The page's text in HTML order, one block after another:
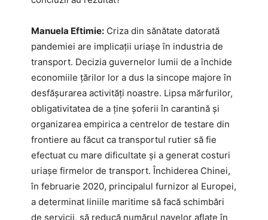
Manuela Eftimie: Criza din sănătate datorată
pandemiei are implicații uriașe în industria de
transport. Decizia guvernelor lumii de a închide
economiile țărilor lor a dus la sincope majore în
desfășurarea activități noastre. Lipsa mărfurilor,
obligativitatea de a ține șoferii în carantină și
organizarea empirica a centrelor de testare din
frontiere au făcut ca transportul rutier să fie
efectuat cu mare dificultate și a generat costuri
uriașe firmelor de transport. Închiderea Chinei,
în februarie 2020, principalul furnizor al Europei,
a determinat liniile maritime să facă schimbări
de servicii, să reducă numărul navelor aflate în